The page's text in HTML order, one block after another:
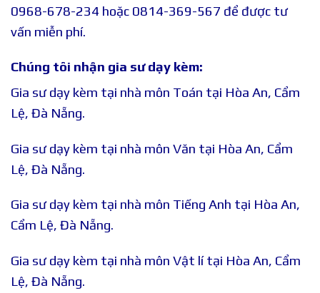
0968-678-234 hoặc 0814-369-567 để được tư
vấn miễn phí.
Chúng tôi nhận gia sư dạy kèm:
Gia sư dạy kèm tại nhà môn Toán tại Hòa An, Cẩm
Lệ, Đà Nẵng.
Gia sư dạy kèm tại nhà môn Văn tại Hòa An, Cẩm
Lệ, Đà Nẵng.
Gia sư dạy kèm tại nhà môn Tiếng Anh tại Hòa An,
Cẩm Lệ, Đà Nẵng.
Gia sư dạy kèm tại nhà môn Vật lí tại Hòa An, Cẩm
Lệ, Đà Nẵng.